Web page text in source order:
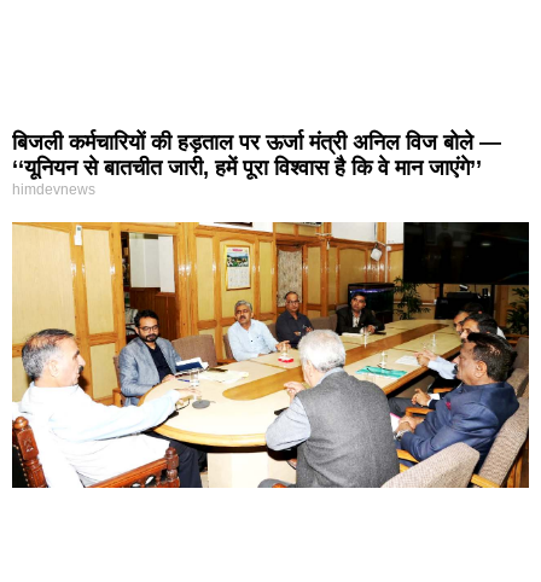
बिजली कर्मचारियों की हड़ताल पर ऊर्जा मंत्री अनिल विज बोले —
‘‘यूनियन से बातचीत जारी, हमें पूरा विश्वास है कि वे मान जाएंगे’’
himdevnews